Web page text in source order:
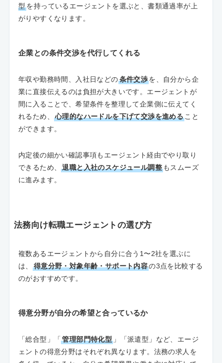
型を持っているエージェントを選ぶと、書類通過率が上
がりやすくなります。
企業との条件交渉を代行してくれる
年収や勤務時間、入社日などの条件交渉を、自分から企
業に直接伝えるのは負担が大きいです。エージェントが
間に入ることで、希望条件を整理して企業側に伝えてく
れるため、
心理的なハードルを下げて交渉を進める こと
ができます。
内定後の細かい確認事項もエージェント経由でやり取り
できるため、退職と入社のスケジュール調整もスムーズ
に進みます。
法務向け転職エージェントの選び方
複数あるエージェントから自分に合う1〜2社を選ぶに
は、
得意分野・対象年齢・サポート内容の3点を比較する
のがおすすめです。
得意分野が自分の希望と合っているか
「総合型」「管理部門特化型 」「派遣型」など、エージ
ェントの得意分野はそれぞれ異なります。法務の求人を